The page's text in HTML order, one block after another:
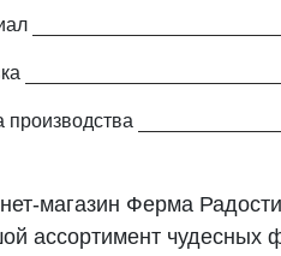
производства
магазин Ферма
ассортимент чудесных